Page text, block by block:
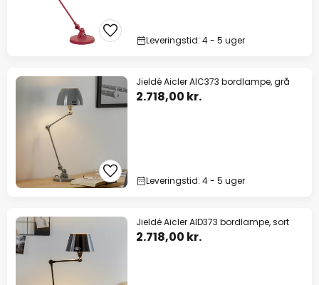
Leveringstid: 4 - 5 uger
Jieldé Aicler AIC373 bordlampe, grå
2.718,00 kr.
Leveringstid: 4 - 5 uger
Jieldé Aicler AID373 bordlampe, sort
2.718,00 kr.